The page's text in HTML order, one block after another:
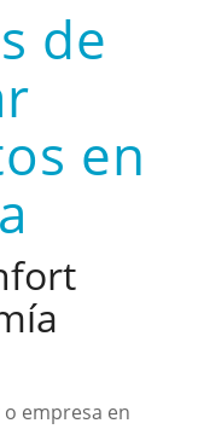
de
en
empresa en